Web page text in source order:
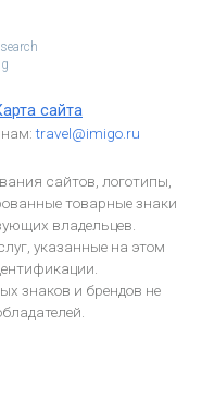
сайта
нам:travel@imigo.ru
сайтов, логотипы,
товарные знаки
владельцев.
указанные на этом
знаков и брендов не